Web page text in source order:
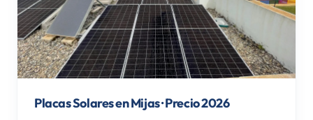
Placas Solares en Mijas · Precio 2026